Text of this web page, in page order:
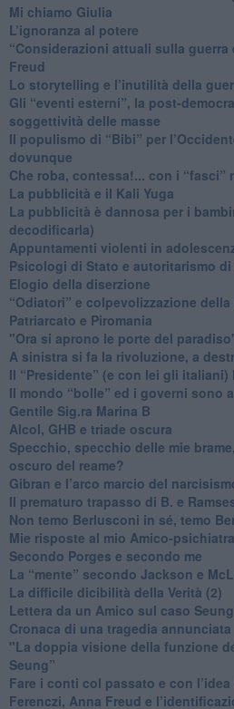
Mi chiamo Giulia
L’ignoranza al potere
​“Considerazioni attuali sulla
Freud
​Lo storytelling e l’inutilità della
​Gli “eventi esterni”, la post-
soggettività delle masse
​Il populismo di “Bibi” per
dovunque
​Che roba, contessa!... con i “fasci”
La pubblicità e il Kali Yuga
​La pubblicità è dannosa per i
decodificarla)
​Appuntamenti violenti in
​Psicologi di Stato e autoritarismo di
Elogio della diserzione
“Odiatori” e colpevolizzazione
​Patriarcato e Piromania
"Ora si aprono le porte del
​A sinistra si fa la rivoluzione, a
​Il “Presidente” (e con lei gli
​Il mondo “bolle” ed i governi sono
​Gentile Sig.ra Marina B
​Alcol, GHB e triade oscura
​Specchio, specchio delle mie
oscuro del reame?
​Gibran e l’arco marcio del
​Il prematuro trapasso di B. e
​Non temo Berlusconi in sé, temo
​Mie risposte al mio Amico-psichiatra
​Secondo Porges e secondo me
​La “mente” secondo Jackson e
La difficile dicibilità della Verità (2)
​Lettera da un Amico sul caso
​Cronaca di una tragedia annunciata
"​La doppia visione della funzione
Seung”
​Fare i conti col passato e con l’idea
​Ferenczi, Anna Freud e